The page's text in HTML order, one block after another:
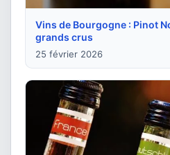
Vins de Bourgogne : Pinot
grands crus
25 février 2026